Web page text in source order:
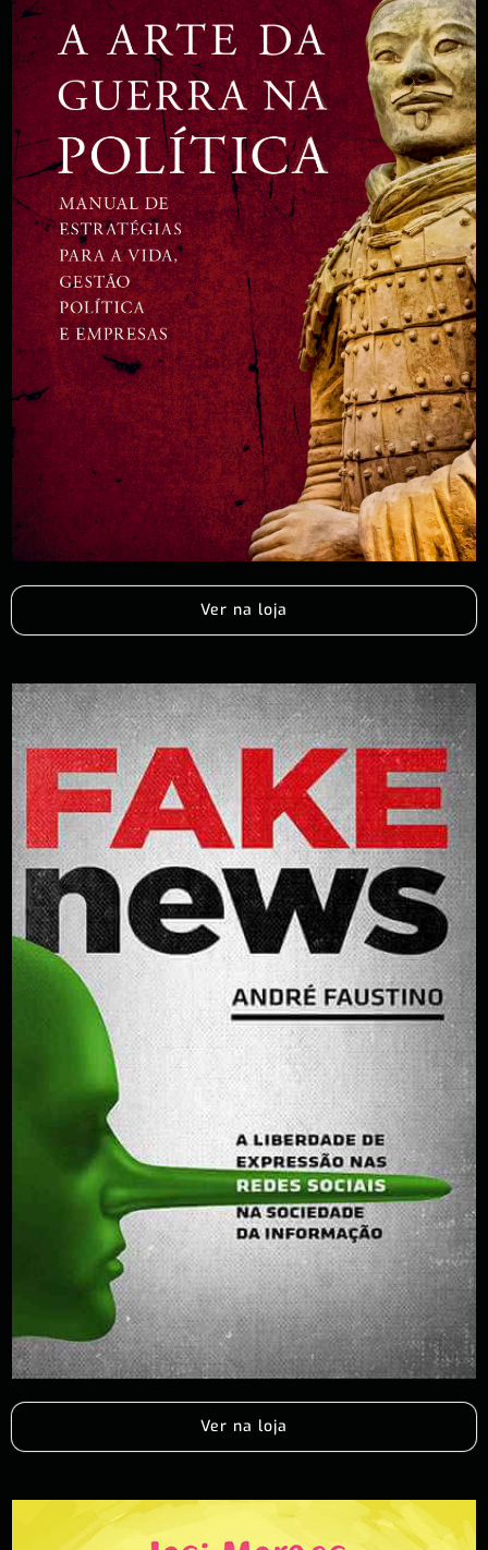
Ver na loja
Ver na loja